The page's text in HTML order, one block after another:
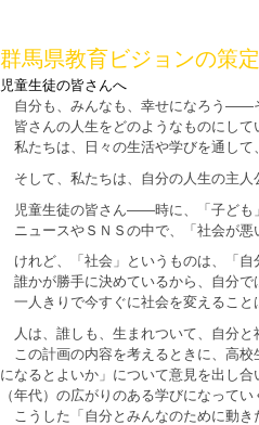
群馬県教育ビジョンの策
児童生徒の皆さんへ
自分も、みんなも、幸せになろう――
皆さんの人生をどのようなものにして
私たちは、日々の生活や学びを通して
そして、私たちは、自分の人生の主人
児童生徒の皆さん――時に、「子ども
ニュースやＳＮＳの中で、「社会が悪
けれど、「社会」というものは、「自
誰かが勝手に決めているから、自分で
一人きりで今すぐに社会を変えること
人は、誰しも、生まれついて、自分と
この計画の内容を考えるときに、高校
になるとよいか」について意見を出し
（年代）の広がりのある学びになって
こうした「自分とみんなのために動き